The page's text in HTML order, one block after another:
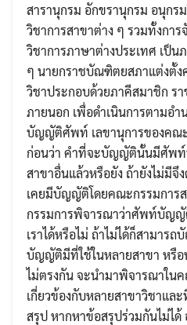
สารานุกรม อักขรานุกรม อนุก
วิชาการสาขาต่าง ๆ รวมทั้งก
วิชาการภาษาต่างประเทศ เป็น
ๆ นายกราชบัณฑิตยสภาแต่งตั้ง
วิชาประกอบด้วยภาคีสมาชิก
ภายนอก เพื่อดำเนินการตามอำ
บัญญัติศัพท์ เลขานุการของคณ
ก่อนว่า คำที่จะบัญญัตินั้นมีศัพ
สาขาอื่นแล้วหรือยัง ถ้ายังไม่มี
เคยมีบัญญัติโดยคณะกรรมการ
กรรมการพิจารณาว่าศัพท์บัญญั
เราได้หรือไม่ ถ้าไม่ได้ก็สามาร
บัญญัติมีที่ใช้ในหลายสาขา หรื
ไม่ตรงกัน จะนำมาพิจารณาใ
เกี่ยวข้องกับหลายสาขาวิชาแล
สรุป หากหาข้อสรุปร่วมกันไม่ไ